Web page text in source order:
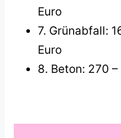
Euro
7. Grünabfall:
Euro
8. Beton: 270